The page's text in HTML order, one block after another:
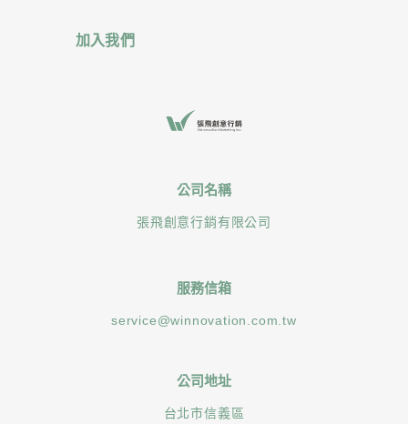
加入我們
公司名稱
張飛創意行銷有限公司
服務信箱
service@winnovation.com.tw
公司地址
台北市信義區